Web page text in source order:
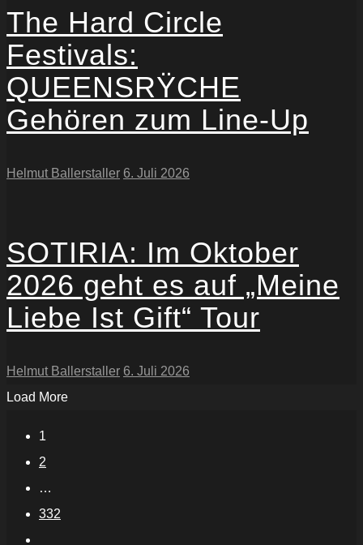
The Hard Circle
Festivals:
QUEENSRŸCHE
Gehören zum Line-Up
Helmut Ballerstaller 6. Juli 2026
SOTIRIA: Im Oktober
2026 geht es auf „Meine
Liebe Ist Gift“ Tour
Helmut Ballerstaller 6. Juli 2026
Load More
1
2
…
332